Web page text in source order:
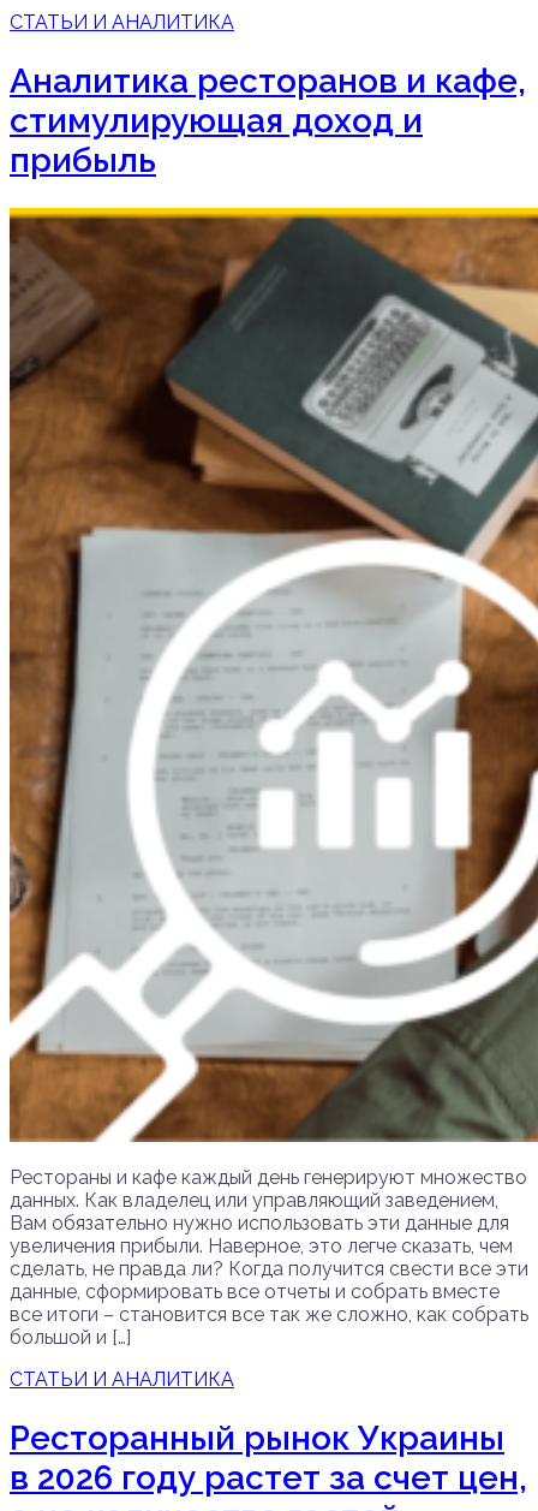
СТАТЬИ И АНАЛИТИКА
Аналитика ресторанов и кафе,
стимулирующая доход и
прибыль
Рестораны и кафе каждый день генерируют множество
данных. Как владелец или управляющий заведением,
Вам обязательно нужно использовать эти данные для
увеличения прибыли. Наверное, это легче сказать, чем
сделать, не правда ли? Когда получится свести все эти
данные, сформировать все отчеты и собрать вместе
все итоги – становится все так же сложно, как собрать
большой и […]
СТАТЬИ И АНАЛИТИКА
Ресторанный рынок Украины
в 2026 году растет за счет цен,